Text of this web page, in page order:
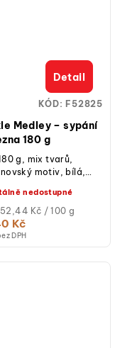
Medley – sypání
180 g
DPH
Kč
Kč / 100 g
nedostupné
Detail
g, mix tvarů,
motiv, bílá,
na cupcakes,
KÓD:F52825